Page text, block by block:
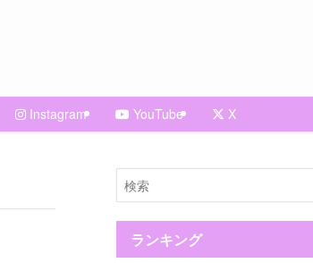
Instagram YouTube X
ランキング